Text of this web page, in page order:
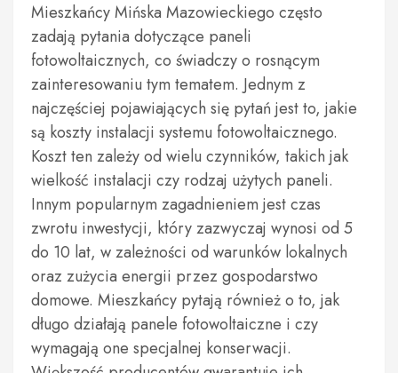
Mieszkańcy Mińska Mazowieckiego często
zadają pytania dotyczące paneli
fotowoltaicznych, co świadczy o rosnącym
zainteresowaniu tym tematem. Jednym z
najczęściej pojawiających się pytań jest to, jakie
są koszty instalacji systemu fotowoltaicznego.
Koszt ten zależy od wielu czynników, takich jak
wielkość instalacji czy rodzaj użytych paneli.
Innym popularnym zagadnieniem jest czas
zwrotu inwestycji, który zazwyczaj wynosi od 5
do 10 lat, w zależności od warunków lokalnych
oraz zużycia energii przez gospodarstwo
domowe. Mieszkańcy pytają również o to, jak
długo działają panele fotowoltaiczne i czy
wymagają one specjalnej konserwacji.